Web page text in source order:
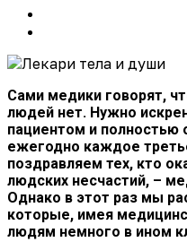
Сами медики говорят,
людей нет. Нужно
пациентом и полностью
ежегодно каждое
поздравляем тех, кто
людских несчастий, –
Однако в этот раз мы
которые, имея
людям немного в ином